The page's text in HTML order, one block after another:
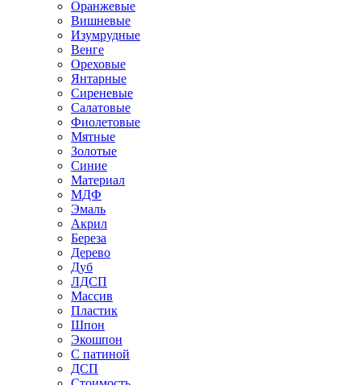
Оранжевые
Вишневые
Изумрудные
Венге
Ореховые
Янтарные
Сиреневые
Салатовые
Фиолетовые
Мятные
Золотые
Синие
Материал
МДФ
Эмаль
Акрил
Береза
Дерево
Дуб
ЛДСП
Массив
Пластик
Шпон
Экошпон
С патиной
ДСП